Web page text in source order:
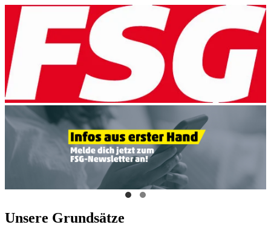
Unsere Grundsätze